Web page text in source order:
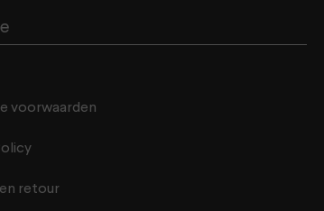
voorwaarden
retour